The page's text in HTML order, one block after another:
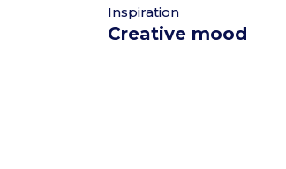
Inspiration
Creative mood